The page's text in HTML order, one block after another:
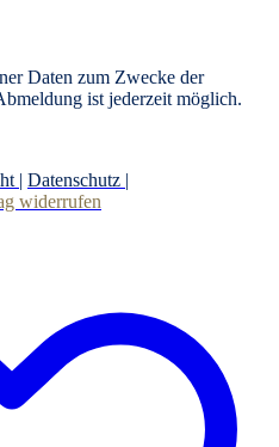
Daten zum Zwecke der
ist jederzeit möglich.
| Datenschutz |
widerrufen